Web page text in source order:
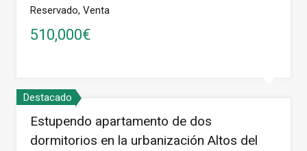
Reservado, Venta
510,000€
Destacado
Estupendo apartamento de dos
dormitorios en la urbanización Altos del